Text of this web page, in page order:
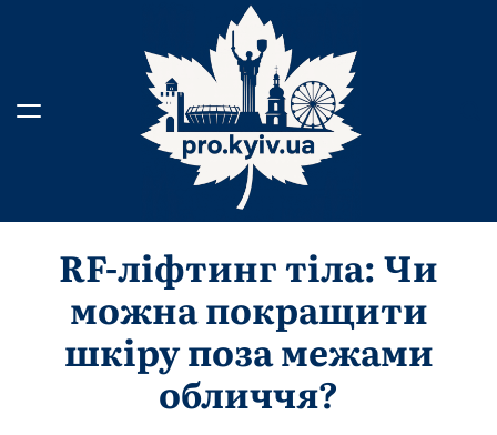
RF-ліфтинг тіла: Чи
можна покращити
шкіру поза межами
обличчя?